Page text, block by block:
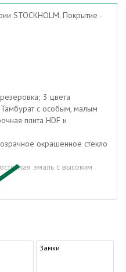
STOCKHOLM. Покрытие -
3 цвета
Тамбурат с особым, малым
плита HDF и
окрашенное стекло
эмаль с высоким
нам с детства. Двери
монтировали в только
домах, в
Замки